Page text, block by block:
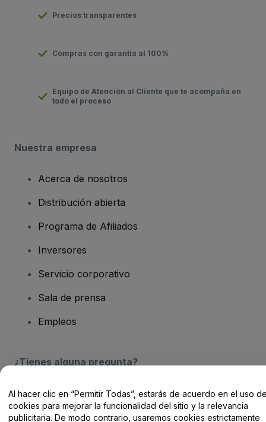
Precios transparentes
Compras con garantía al 100%
Equipo de Atención al Cliente que te acompaña en
todo el proceso
Nuestra empresa
Acerca de nosotros
Distribución abierta
Programa de Afiliados
Inversores
Servicio corporativo
Sala de prensa
Empleos
¿Tienes alguna pregunta?
Centro de Ayuda / Contacto
Al hacer clic en “Permitir Todas”, estarás de acuerdo en el uso
cookies para mejorar la funcionalidad del sitio y la relevancia
publicitaria. De modo contrario, usaremos cookies estrictamente